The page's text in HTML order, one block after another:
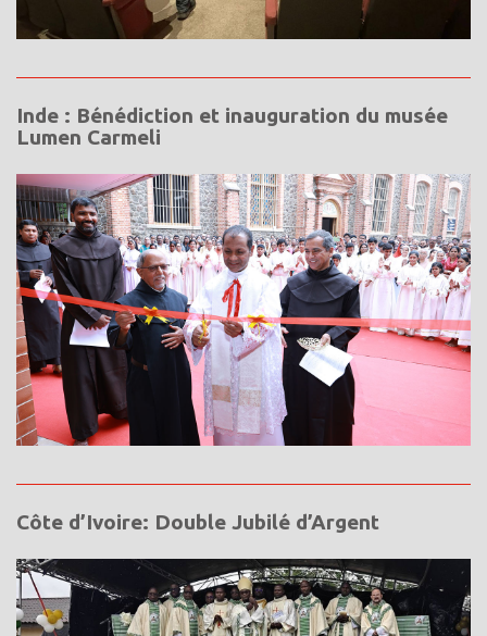
Inde : Bénédiction et inauguration du musée
Lumen Carmeli
Côte d’Ivoire: Double Jubilé d’Argent